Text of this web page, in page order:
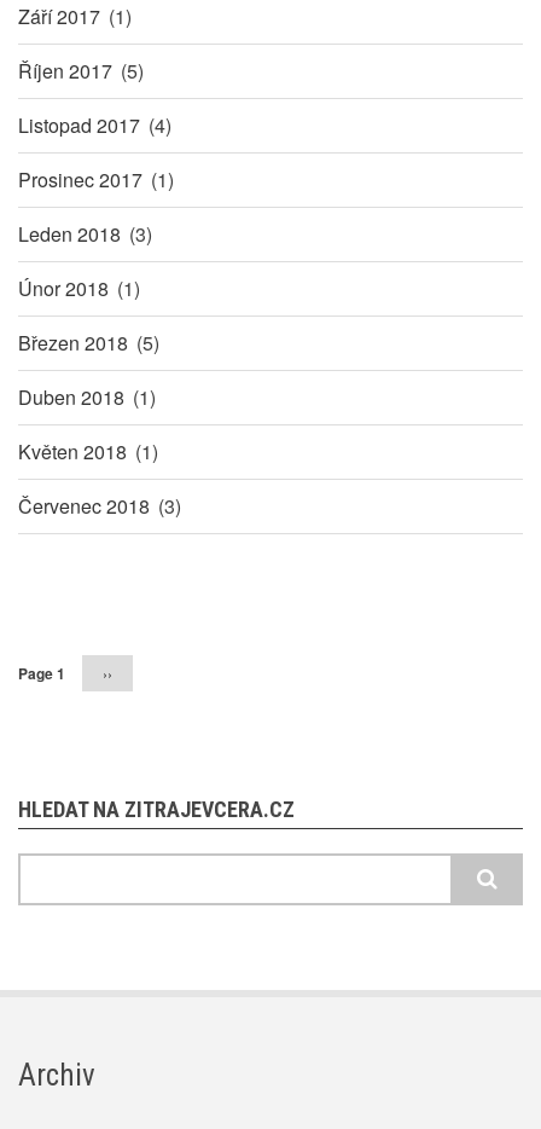
Září 2017 (1)
Říjen 2017 (5)
Listopad 2017 (4)
Prosinec 2017 (1)
Leden 2018 (3)
Únor 2018 (1)
Březen 2018 (5)
Duben 2018 (1)
Květen 2018 (1)
Červenec 2018 (3)
Page 1 Následující
stránka
››
HLEDAT NA ZITRAJEVCERA.CZ
Archiv